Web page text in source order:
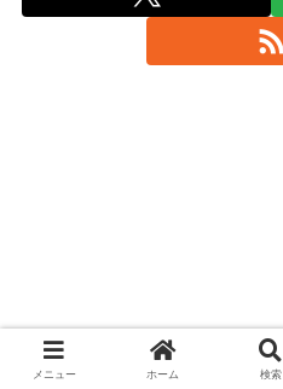
メニュー ホーム 検索